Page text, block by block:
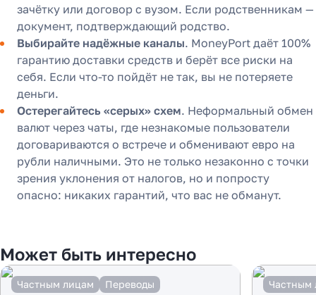
зачётку или договор с вузом. Если родственникам —
документ, подтверждающий родство.
Выбирайте надёжные каналы. MoneyPort даёт 100%
гарантию доставки средств и берёт все риски на
себя. Если что-то пойдёт не так, вы не потеряете
деньги.
Остерегайтесь «серых» схем. Неформальный обмен
валют через чаты, где незнакомые пользователи
договариваются о встрече и обменивают евро на
рубли наличными. Это не только незаконно с точки
зрения уклонения от налогов, но и попросту
опасно: никаких гарантий, что вас не обманут.
Может быть интересно
Частным лицам Переводы Частным